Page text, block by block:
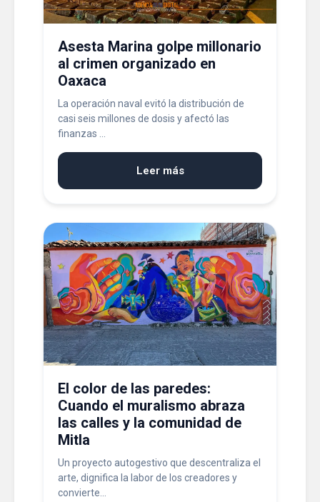
Asesta Marina golpe millonario
al crimen organizado en
Oaxaca
La operación naval evitó la distribución de
casi seis millones de dosis y afectó las
finanzas ...
Leer más
El color de las paredes:
Cuando el muralismo abraza
las calles y la comunidad de
Mitla
Un proyecto autogestivo que descentraliza el
arte, dignifica la labor de los creadores y
convierte...